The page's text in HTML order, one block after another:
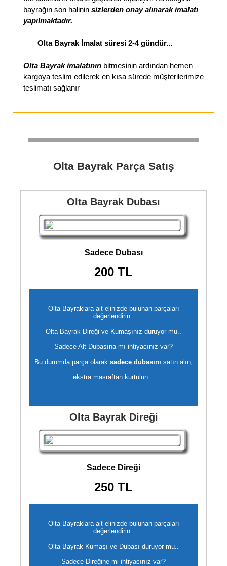
bayrağın son halinin sizlerden onay alınarak imalatı
yapılmaktadır.
Olta Bayrak İmalat süresi 2-4 gündür...
Olta Bayrak imalatının bitmesinin ardından hemen
kargoya teslim edilerek en kısa sürede müşterilerimize
teslimatı sağlanır
Olta Bayrak Parça Satış
Olta Bayrak Dubası
Sadece Dubası
200 TL
Olta Bayraklara ait elinizde bulunan parçaları
değerlendirin..
Olta Bayrak Direği ve Kumaşınız duruyor mu..
Sadece Alt Dubasına mı ihtiyacınız var?
Bu durumda parça olarak sadece dubasını satın alın,
ekstra masraftan kurtulun...
Olta Bayrak Direği
Sadece Direği
250 TL
Olta Bayraklara ait elinizde bulunan parçaları
değerlendirin..
Olta Bayrak Kumaşı ve Dubası duruyor mu..
Sadece Direğine mi ihtiyacınız var?